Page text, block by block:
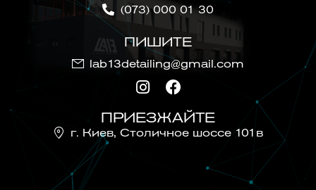
(073) 000 01 30
ПИШИТЕ
lab13detailing@gmail.com
ПРИЕЗЖАЙТЕ
г. Киев, Cтоличное шоссе 101в